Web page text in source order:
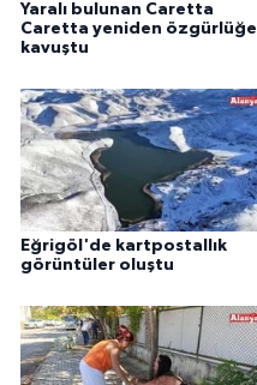
Yaralı bulunan Caretta
Caretta yeniden özgürlüğe
kavuştu
Eğrigöl'de kartpostallık
görüntüler oluştu